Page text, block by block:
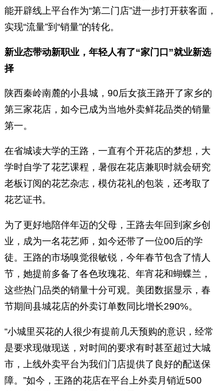
能开辟线上平台作为“第二门店”进一步打开获客面，
实现“流量”到“销量”的转化。
新业态带动新职业，年轻人有了“家门口”就业新选
择
陕西秦岭南麓的小县城，90后女孩王路开了家乡的
第三家花店，如今已成为当地外卖鲜花品类的销量
第一。
在省城读大学的王路，一直有个开花店的梦想，大
学时自学了花艺课程，暑假在花店兼职时就会研究
老板订阅的花艺杂志，模仿花礼的包装，还考取了
花艺证书。
为了更好地陪伴年迈的父母，王路去年回到家乡创
业，成为一名花艺师，如今还带了一位00后的学
徒。王路的市场嗅觉很敏锐，今年春节包含了情人
节，她提前多备了各色玫瑰花、年宵花和蝴蝶兰，
这些热门品类的销量十分可观。美团数据显示，春
节期间县城花店的外卖订单数同比增长290%。
“小城里买花的人很少有提前几天预购的意识，经常
是要求现做现送，对时间的要求有时甚至超过大城
市，上线外卖平台为我们门店提供了良好的配送保
障。”如今，王路的花店在平台上外卖月销近500